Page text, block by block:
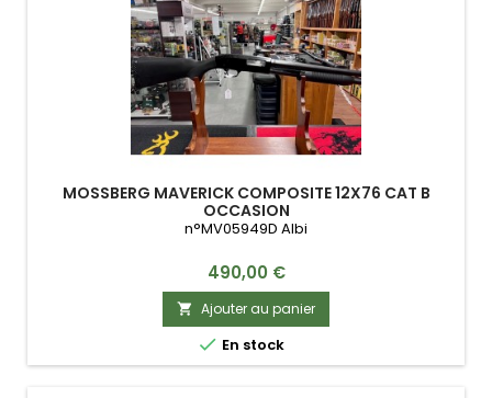
MOSSBERG MAVERICK COMPOSITE 12X76 CAT B
OCCASION
n°MV05949D Albi
Prix
490,00 €
 Ajouter au panier
 En stock